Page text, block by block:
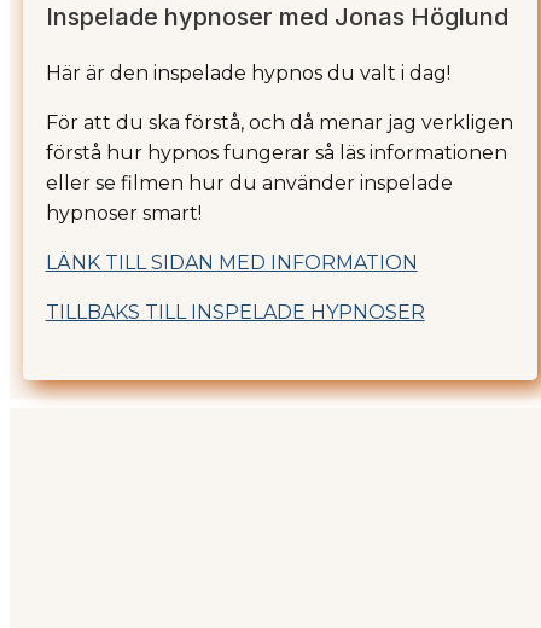
Inspelade hypnoser med Jonas Höglund
Här är den inspelade hypnos du valt i dag!
För att du ska förstå, och då menar jag verkligen
förstå hur hypnos fungerar så läs informationen
eller se filmen hur du använder inspelade
hypnoser smart!
LÄNK TILL SIDAN MED INFORMATION
TILLBAKS TILL INSPELADE HYPNOSER